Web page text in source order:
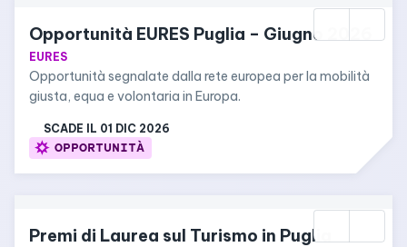
Opportunità EURES Puglia – Giugno 2026
EURES
Opportunità segnalate dalla rete europea per la mobilità
giusta, equa e volontaria in Europa.
SCADE IL 01 DIC 2026
OPPORTUNITÀ
Premi di Laurea sul Turismo in Puglia